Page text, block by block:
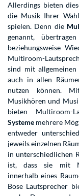
Allerdings bieten
die Musik Ihrer
spielen. Denn die
genannt,
beziehungsweise
Multiroom-
sind mit allgemeinen
auch in allen
nutzen können.
Musikhören und
bieten Multiroom-
Systeme mehrere
entweder
jeweils einzelnen
in unterschiedlichen
ist, dass sie mit
innerhalb eines
Bose Lautsprecher